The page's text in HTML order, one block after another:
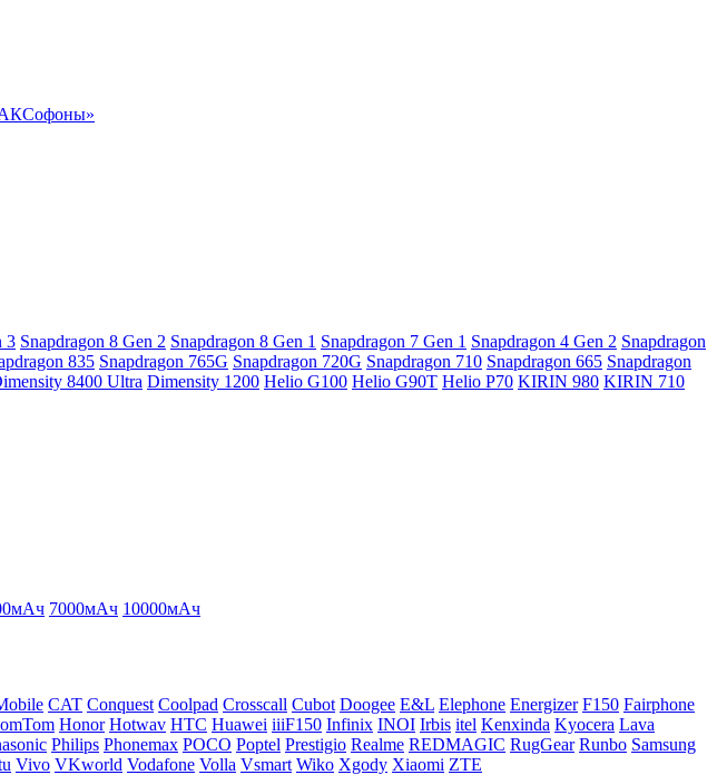
3 Snapdragon 8 Gen 2 Snapdragon 8 Gen 1 Snapdragon 7 Gen 1 Snapdragon 4 Gen 2 Snapdragon
835 Snapdragon 765G Snapdragon 720G Snapdragon 710 Snapdragon 665 Snapdragon
8400 Ultra Dimensity 1200 Helio G100 Helio G90T Helio P70 KIRIN 980 KIRIN 710
7000мАч 10000мАч
CAT Conquest Coolpad Crosscall Cubot Doogee E&L Elephone Energizer F150 Fairphone
Honor Hotwav HTC Huawei iiiF150 Infinix INOI Irbis itel Kenxinda Kyocera Lava
Philips Phonemax POCO Poptel Prestigio Realme REDMAGIC RugGear Runbo Samsung
Vivo VKworld Vodafone Volla Vsmart Wiko Xgody Xiaomi ZTE